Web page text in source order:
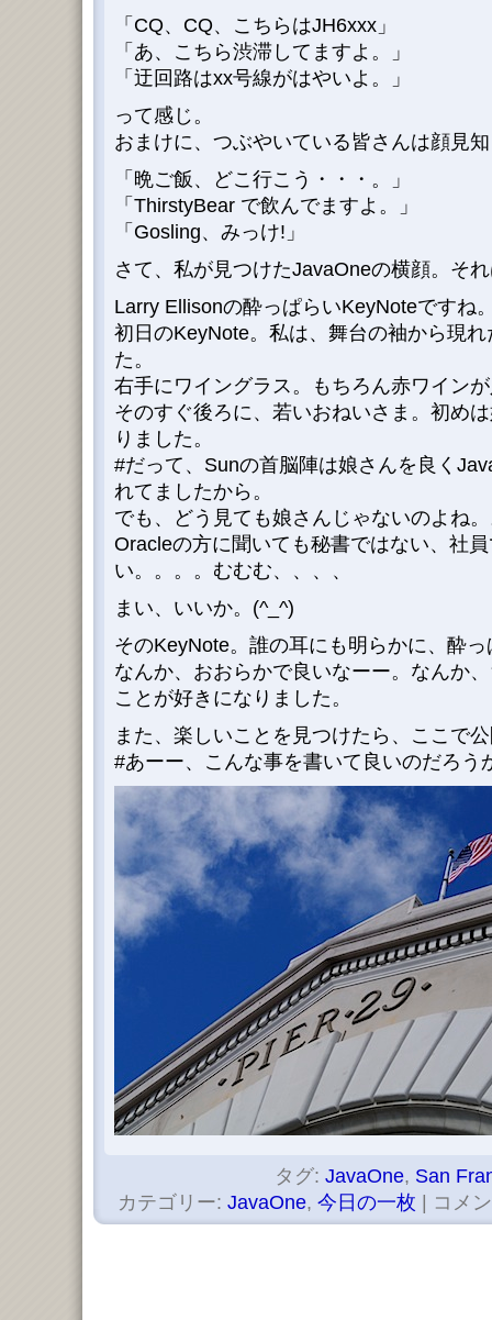
「CQ、CQ、こちらはJH6xxx」
「あ、こちら渋滞してますよ。」
「迂回路はxx号線がはやいよ。」
って感じ。
おまけに、つぶやいている皆さんは顔見
「晩ご飯、どこ行こう・・・。」
「ThirstyBear で飲んでますよ。」
「Gosling、みっけ!」
さて、私が見つけたJavaOneの横顔。そ
Larry Ellisonの酔っぱらいKeyNoteですね
初日のKeyNote。私は、舞台の袖から現
た。
右手にワイングラス。もちろん赤ワイン
そのすぐ後ろに、若いおねいさま。初め
りました。
#だって、Sunの首脳陣は娘さんを良く
れてましたから。
でも、どう見ても娘さんじゃないのよね
Oracleの方に聞いても秘書ではない、社
い。。。。むむむ、、、、
まい、いいか。(^_^)
そのKeyNote。誰の耳にも明らかに、酔
なんか、おおらかで良いなーー。なんか
ことが好きになりました。
また、楽しいことを見つけたら、ここで
#あーー、こんな事を書いて良いのだろう
タグ: JavaOne, San
カテゴリー: JavaOne, 今日の一枚 コメ